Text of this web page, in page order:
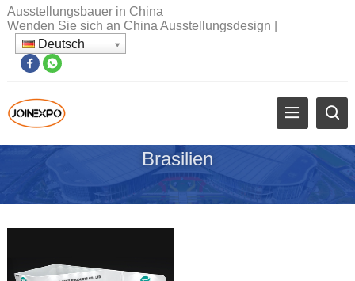
Ausstellungsbauer in China
Wenden Sie sich an China Ausstellungsdesign
Deutsch
Brasilien